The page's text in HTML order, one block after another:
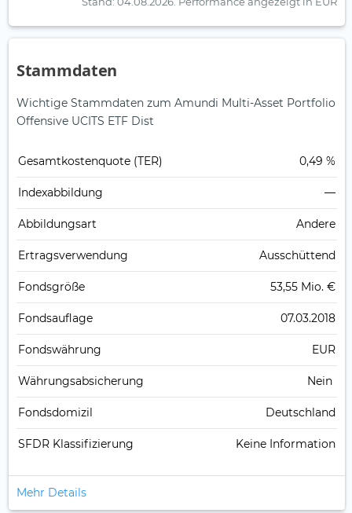
Stammdaten
Wichtige Stammdaten zum Amundi Multi-Asset Portfolio
Offensive UCITS ETF Dist
Gesamt­kosten­quote (TER) 0,49 %
Index­abbildung —
Abbildungs­art Andere
Ertrags­verwendung Ausschüttend
Fonds­größe 53,55 Mio. €
Fonds­auflage 07.03.2018
Fonds­währung EUR
Währungsabsicherung Nein
Fondsdomizil Deutschland
SFDR Klassifizierung Keine Information
Mehr Details